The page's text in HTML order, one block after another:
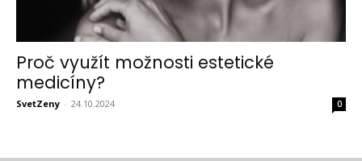
Proč využít možnosti estetické
medicíny?
SvetZeny - 24.10.2024 0